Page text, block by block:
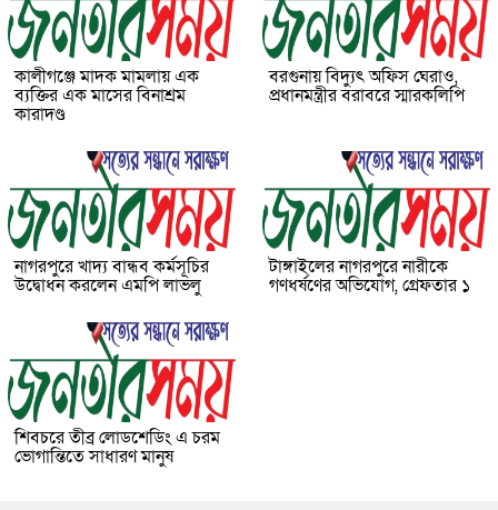
কালীগঞ্জে মাদক মামলায় এক
ব্যক্তির এক মাসের বিনাশ্রম
কারাদণ্ড
বরগুনায় বিদ্যুৎ অফিস ঘেরাও,
প্রধানমন্ত্রীর বরাবরে স্মারকলিপি
নাগরপুরে খাদ্য বান্ধব কর্মসূচির
উদ্বোধন করলেন এমপি লাভলু
টাঙ্গাইলের নাগরপুরে নারীকে
গণধর্ষণের অভিযোগ, গ্রেফতার ১
শিবচরে তীব্র লোডশেডিং এ চরম
ভোগান্তিতে সাধারণ মানুষ